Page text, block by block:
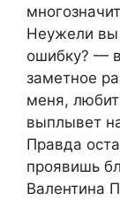
Неужели вы
ошибку? —
заметное
меня,
выплывет
Правда
проявишь
Валентина